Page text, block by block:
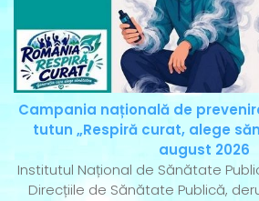
Campania națională de
tutun „Respiră curat, alege
august 2026
Institutul Național de Sănătate
Direcțiile de Sănătate Publică,